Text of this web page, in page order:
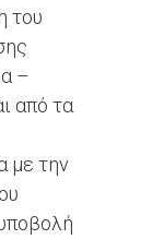
του
–
από τα
με την